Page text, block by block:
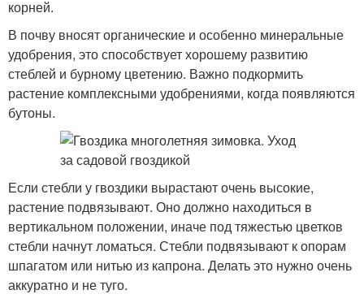
корней.
В почву вносят органические и особенно минеральные
удобрения, это способствует хорошему развитию
стеблей и бурному цветению. Важно подкормить
растение комплексными удобрениями, когда появляются
бутоны.
Если стебли у гвоздики вырастают очень высокие,
растение подвязывают. Оно должно находиться в
вертикальном положении, иначе под тяжестью цветков
стебли начнут ломаться. Стебли подвязывают к опорам
шпагатом или нитью из капрона. Делать это нужно очень
аккуратно и не туго.